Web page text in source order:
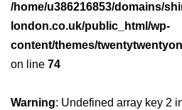
/home/u386216853/domains/
london.co.uk/public_html/wp-
content/themes/
on line 74
Warning: Undefined array key 2